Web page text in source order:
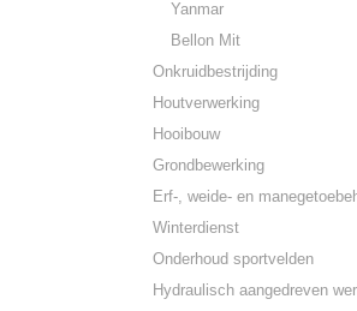
Yanmar
Bellon Mit
Onkruidbestrijding
Houtverwerking
Hooibouw
Grondbewerking
Erf-, weide- en
Winterdienst
Onderhoud sportvelden
Hydraulisch aangedreven